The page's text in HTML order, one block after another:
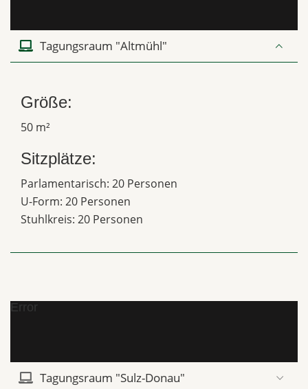
Tagungsraum "Altmühl"
Größe:
50 m²
Sitzplätze:
Parlamentarisch: 20 Personen
U-Form: 20 Personen
Stuhlkreis: 20 Personen
Error
Tagungsraum "Sulz-Donau"